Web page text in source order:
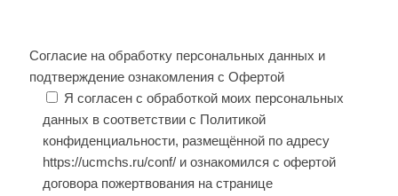
Согласие на обработку персональных данных и
подтверждение ознакомления с Офертой
Я согласен с обработкой моих персональных
данных в соответствии с Политикой
конфиденциальности, размещённой по адресу
https://ucmchs.ru/conf/ и ознакомился с офертой
договора пожертвования на странице